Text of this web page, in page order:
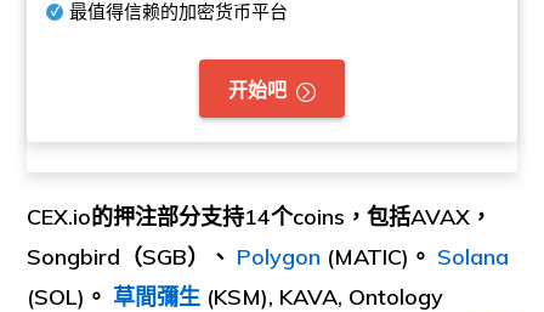
最值得信赖的加密货币平台
开始吧
CEX.io的押注部分支持14个coins，包括AVAX，
Songbird（SGB）、 Polygon (MATIC)。 Solana
(SOL)。 草間彌生 (KSM), KAVA, Ontology